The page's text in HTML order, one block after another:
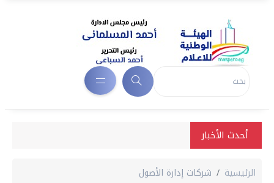
أحدث الأخبار
الرئيسية شركات إدارة الأصول